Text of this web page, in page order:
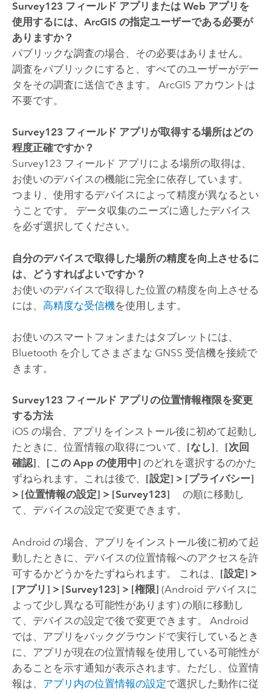
Survey123 フィールド アプリまたは Web アプリを
使用するには、ArcGIS の指定ユーザーである必要が
ありますか？
パブリックな調査の場合、その必要はありません。
調査をパブリックにすると、すべてのユーザーがデー
タをその調査に送信できます。 ArcGIS アカウントは
不要です。
Survey123 フィールド アプリが取得する場所はどの
程度正確ですか？
Survey123 フィールド アプリによる場所の取得は、
お使いのデバイスの機能に完全に依存しています。
つまり、使用するデバイスによって精度が異なるとい
うことです。 データ収集のニーズに適したデバイス
を必ず選択してください。
自分のデバイスで取得した場所の精度を向上させるに
は、どうすればよいですか？
お使いのデバイスで取得した位置の精度を向上させる
には、 高精度な受信機を使用します。
お使いのスマートフォンまたはタブレットには、
Bluetooth を介してさまざまな GNSS 受信機を接続で
きます。
Survey123 フィールド アプリの位置情報権限を変更
する方法
iOS の場合、アプリをインストール後に初めて起動し
たときに、位置情報の取得について、 [なし]、 [次回
確認]、 [この App の使用中] のどれを選択するのかた
ずねられます。これは後で、 [設定] > [プライバシー]
> [位置情報の設定] > [Survey123]
の順に移動し
て、デバイスの設定で変更できます。
Android の場合、アプリをインストール後に初めて起
動したときに、デバイスの位置情報へのアクセスを許
可するかどうかをたずねられます。 これは、 [設定] >
[アプリ] > [Survey123] > [権限] (Android デバイスに
よって少し異なる可能性があります) の順に移動し
て、デバイスの設定で後で変更できます。 Android
では、アプリをバックグラウンドで実行しているとき
に、アプリが現在の位置情報を使用している可能性が
あることを示す通知が表示されます。ただし、位置情
報は、 アプリ内の位置情報の設定で選択した動作に従